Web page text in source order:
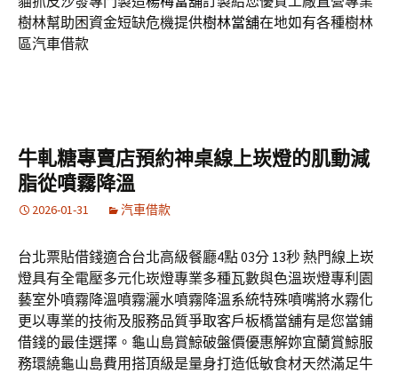
樹林幫助困資金短缺危機提供樹林當舖在地如有各種樹林
區汽車借款
牛軋糖專賣店預約神桌線上崁燈的肌動減
脂從噴霧降溫
2026-01-31 汽車借款
台北票貼借錢適合台北高級餐廳4點 03分 13秒 熱門線上崁
燈具有全電壓多元化崁燈專業多種瓦數與色溫崁燈專利園
藝室外噴霧降溫噴霧灑水噴霧降溫系統特殊噴嘴將水霧化
更以專業的技術及服務品質爭取客戶板橋當舖有是您當鋪
借錢的最佳選擇。龜山島賞鯨破盤價優惠解妳宜蘭賞鯨服
務環繞龜山島費用搭頂級是量身打造低敏食材天然滿足牛